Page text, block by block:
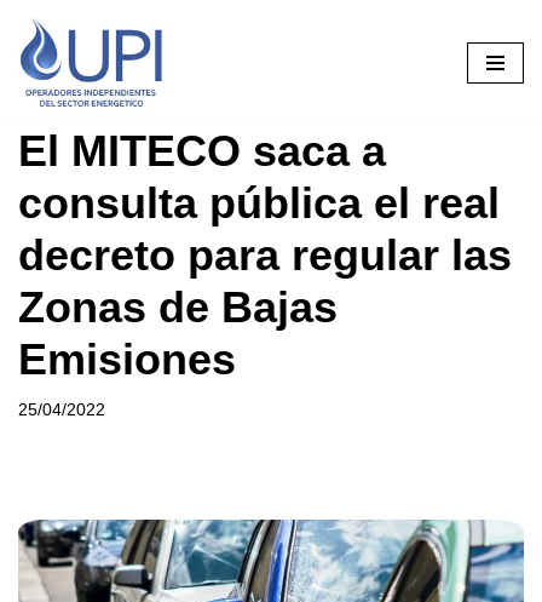
Saltar
al
El MITECO saca a
consulta pública el real
decreto para regular las
Zonas de Bajas
Emisiones
25/04/2022